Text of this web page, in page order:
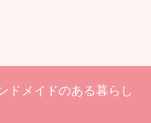
ドメイドのある暮らし